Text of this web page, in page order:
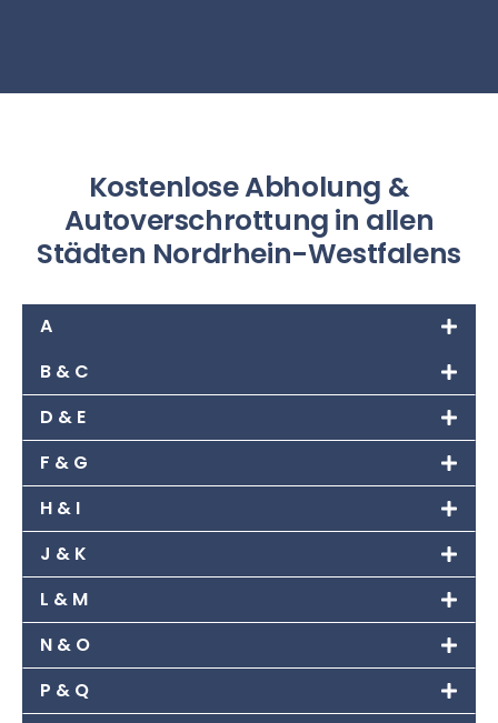
Kostenlose Abholung &
Autoverschrottung in allen
Städten Nordrhein-Westfalens
A
B & C
D & E
F & G
H & I
J & K
L & M
N & O
P & Q